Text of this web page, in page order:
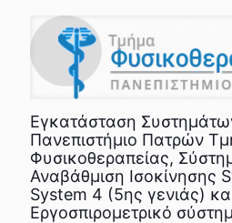
Εγκατάσταση
Πανεπιστήμιο Πατρών
Φυσικοθεραπείας,
Αναβάθμιση Ισοκίνησης
System 4 (5ης γενιάς)
Εργοσπιρομετρικό